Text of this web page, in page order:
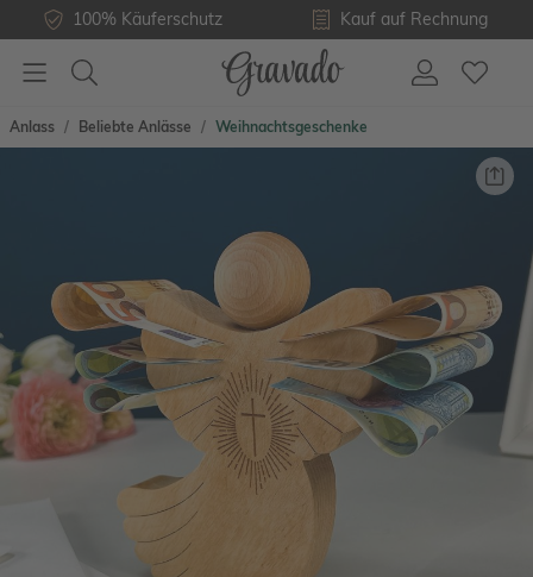
100% Käuferschutz Kauf auf Rechnung
Anlass Beliebte Anlässe Weihnachtsgeschenke